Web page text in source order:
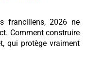
franciliens, 2026 ne
Comment construire
qui protège vraiment